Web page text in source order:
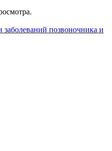
позвоночника и